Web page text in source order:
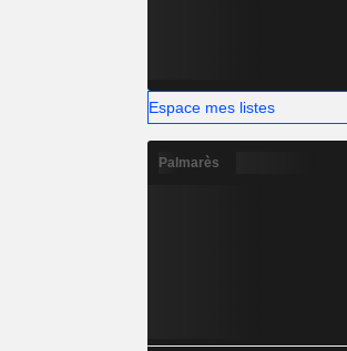
Espace mes listes
Palmarès